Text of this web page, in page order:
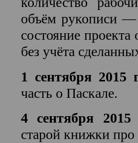
объём рукописи —
состояние
без учёта
1 сентября 2015
часть о Паскале.
4 сентября 2015
старой книжки про